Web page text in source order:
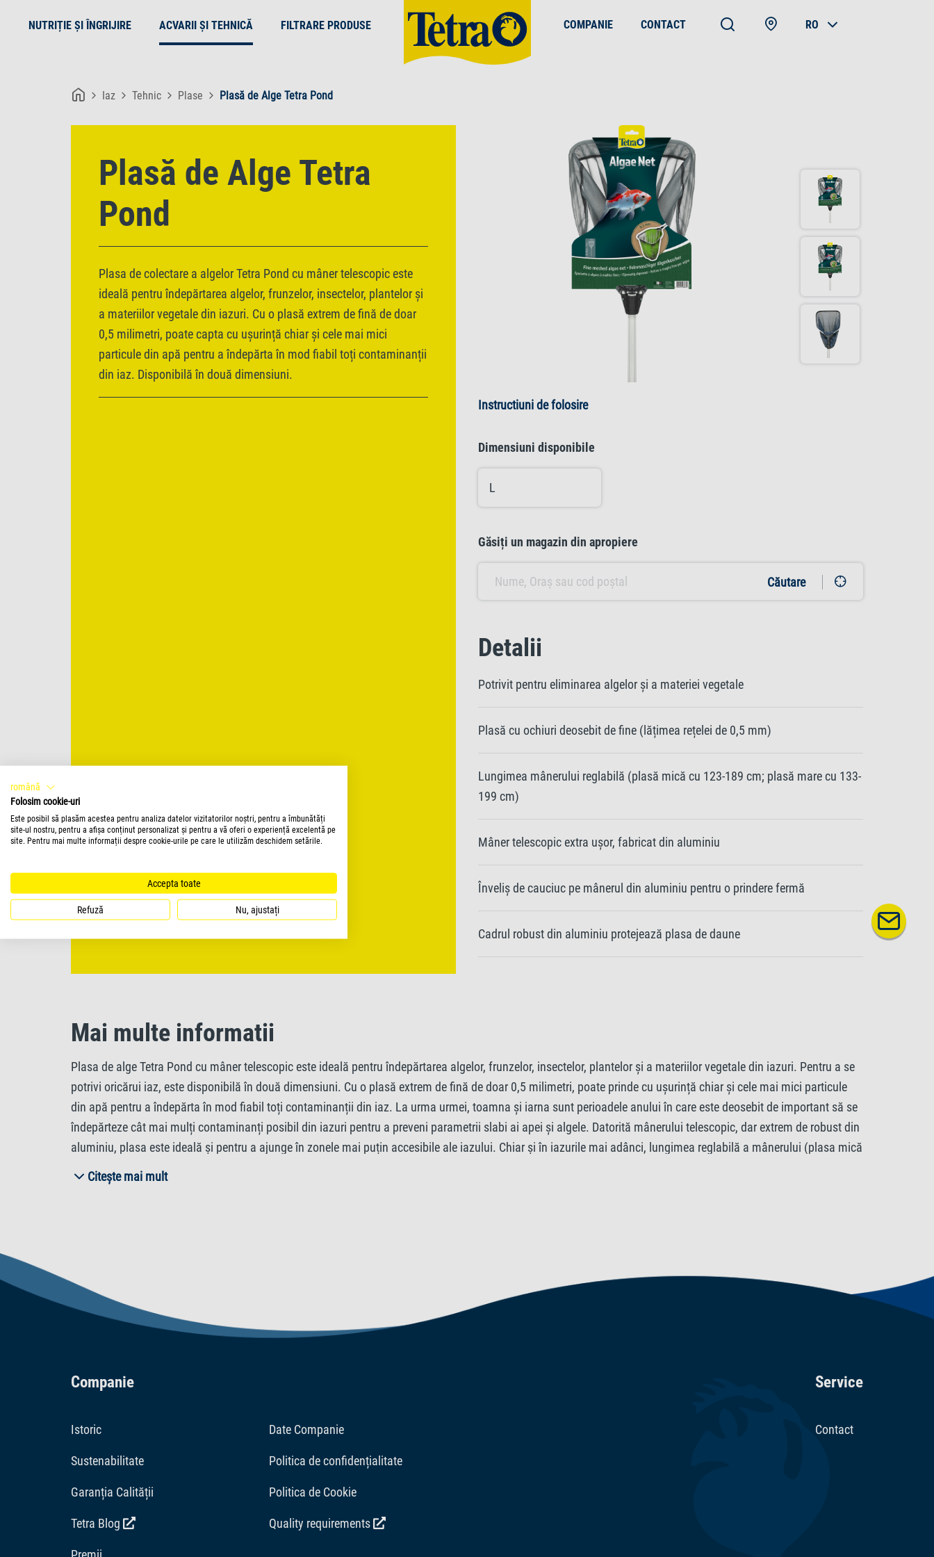
NUTRIȚIE ȘI ÎNGRIJIRE ACVARII ȘI TEHNICĂ FILTRARE PRODUSE COMPANIE CONTACT RO
Iaz Tehnic Plase Plasă de Alge Tetra Pond
Plasă de Alge Tetra
Pond
Plasa de colectare a algelor Tetra Pond cu mâner telescopic este
ideală pentru îndepărtarea algelor, frunzelor, insectelor, plantelor și
a materiilor vegetale din iazuri. Cu o plasă extrem de fină de doar
0,5 milimetri, poate capta cu ușurință chiar și cele mai mici
particule din apă pentru a îndepărta în mod fiabil toți contaminanții
din iaz. Disponibilă în două dimensiuni.
Instructiuni de folosire
Dimensiuni disponibile
L
Găsiți un magazin din apropiere
Căutare
Detalii
Potrivit pentru eliminarea algelor și a materiei vegetale
Plasă cu ochiuri deosebit de fine (lățimea rețelei de 0,5 mm)
Lungimea mânerului reglabilă (plasă mică cu 123-189 cm; plasă mare cu 133-
199 cm)
Mâner telescopic extra ușor, fabricat din aluminiu
Înveliș de cauciuc pe mânerul din aluminiu pentru o prindere fermă
Cadrul robust din aluminiu protejează plasa de daune
Mai multe informatii
Plasa de alge Tetra Pond cu mâner telescopic este ideală pentru îndepărtarea algelor, frunzelor, insectelor, plantelor și a materiilor vegetale din iazuri. Pentru a se
potrivi oricărui iaz, este disponibilă în două dimensiuni. Cu o plasă extrem de fină de doar 0,5 milimetri, poate prinde cu ușurință chiar și cele mai mici particule
din apă pentru a îndepărta în mod fiabil toți contaminanții din iaz. La urma urmei, toamna și iarna sunt perioadele anului în care este deosebit de important să se
îndepărteze cât mai mulți contaminanți posibil din iazuri pentru a preveni parametrii slabi ai apei și algele. Datorită mânerului telescopic, dar extrem de robust din
aluminiu, plasa este ideală și pentru a ajunge în zonele mai puțin accesibile ale iazului. Chiar și în iazurile mai adânci, lungimea reglabilă a mânerului (plasa mică
cu 123-189 cm; plasa mare cu 133-199 cm) vă permite să ajungeți fără efort în toate zonele pe care doriți să le curățați, în timp ce mânerul practic din cauciuc
împiedică alunecarea plasei din mâini. Plasa de alge Tetra Pond are un cap de plasă în formă de trapezoid, permițându-vă să prindeți cantități și mai mari de
Citește mai mult
Companie
Istoric Date Companie
Sustenabilitate Politica de confidențialitate
Garanția Calității Politica de Cookie
Tetra Blog Quality requirements
Service
Contact
română
Folosim cookie-uri
Este posibil să plasăm acestea pentru analiza datelor vizitatorilor noștri, pentru a îmbunătăți
site-ul nostru, pentru a afișa conținut personalizat și pentru a vă oferi o experiență excelentă pe
site. Pentru mai multe informații despre cookie-urile pe care le utilizăm deschidem setările.
Accepta toate
Refuză Nu, ajustați